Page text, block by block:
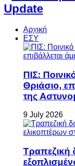
Update
Αρχική
ΕΣΥ
ΠΙΣ:
Θριάσιο,
της
9 July 2026